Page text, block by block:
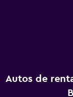
Autos de